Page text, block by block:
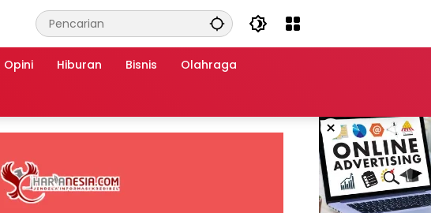
Opini Hiburan Bisnis Olahraga
×